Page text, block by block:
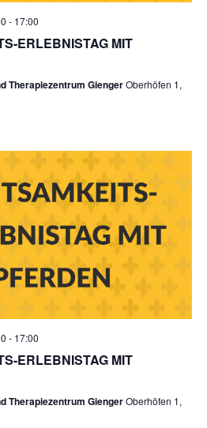
- 17:00
ERLEBNISTAG MIT
Therapiezentrum GiengerOberhöfen 1,
- 17:00
ERLEBNISTAG MIT
Therapiezentrum GiengerOberhöfen 1,